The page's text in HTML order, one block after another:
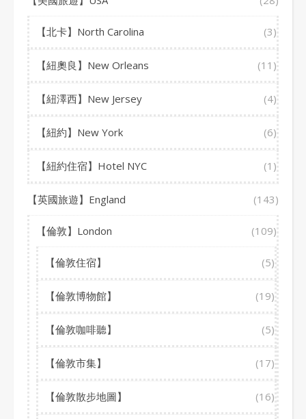
【北卡】North Carolina (3)
【紐奧良】New Orleans (11)
【紐澤西】New Jersey (4)
【紐約】New York (6)
【紐約住宿】Hotel NYC (1)
【英國旅遊】England (143)
【倫敦】London (109)
【倫敦住宿】 (5)
【倫敦博物館】 (19)
【倫敦咖啡聽】 (5)
【倫敦市集】 (17)
【倫敦散步地圖】 (16)